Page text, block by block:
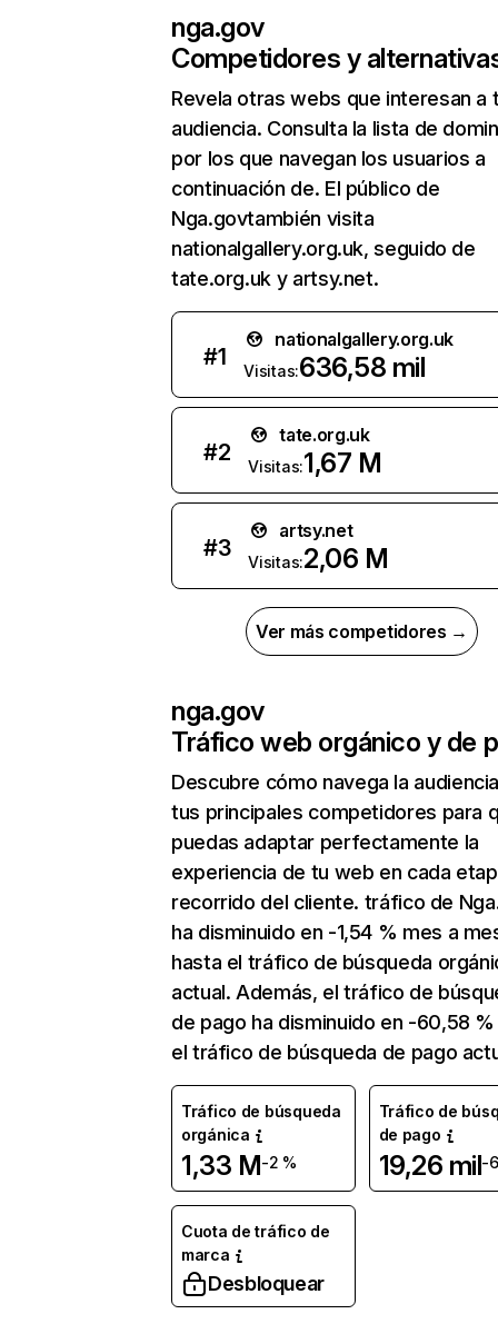
nga.gov
Competidores y
Revela otras webs que interesan a
audiencia. Consulta la lista de
por los que navegan los usuarios a
continuación de. El público de
Nga.govtambién visita
nationalgallery.org.uk, seguido de
tate.org.uk y artsy.net.
#1
nationalgallery.org.uk
Visitas:636,58 mil
#2
tate.org.uk
Visitas:1,67 M
#3
artsy.net
Visitas:2,06 M
Ver más competidores →
nga.gov
Tráfico web orgánico y de
Descubre cómo navega la
tus principales competidores para
puedas adaptar perfectamente la
experiencia de tu web en cada
recorrido del cliente. tráfico de
ha disminuido en -1,54 % mes a
hasta el tráfico de búsqueda
actual. Además, el tráfico de
de pago ha disminuido en -60,58
el tráfico de búsqueda de pago
Tráfico de búsqueda
orgánica
1,33 M-2 %
Tráfico de
de pago
19,26 mil-
Cuota de tráfico de
marca
Desbloquear